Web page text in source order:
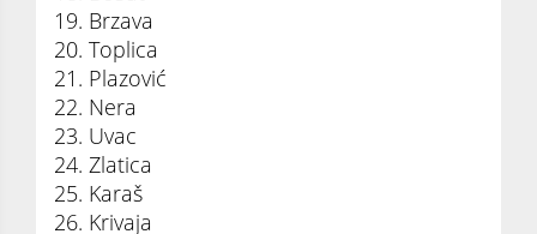
19. Brzava
20. Toplica
21. Plazović
22. Nera
23. Uvac
24. Zlatica
25. Karaš
26. Krivaja